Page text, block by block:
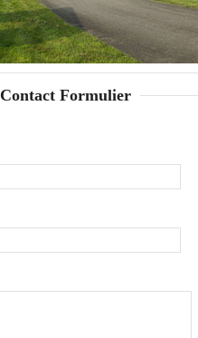
Contact Formulier